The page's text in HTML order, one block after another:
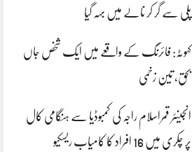
پلی سے گر کر نالے میں بہہ گیا
کہوٹہ: فائرنگ کے واقعے میں ایک شخص جاں
بحق، تین زخمی
انجینئر قمراسلام راجہ کی کمبوڈیا سے ہنگامی کال
پر چکری میں 16 افراد کا کامیاب ریسکیو